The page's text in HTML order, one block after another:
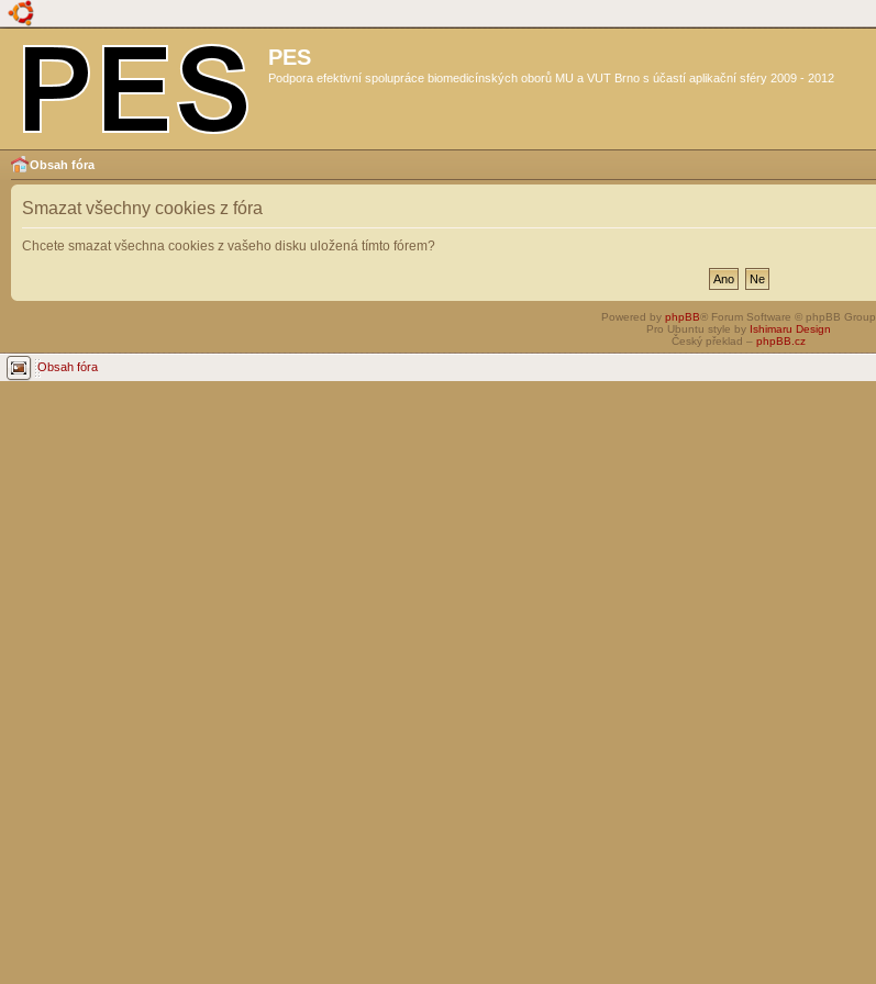
PES
Podpora efektivní spolupráce biomedicínských oborů MU a VUT Brno s účastí aplikační sféry 2009 - 2012
Obsah fóra
Smazat všechny cookies z fóra
Chcete smazat všechna cookies z vašeho disku uložená tímto fórem?
Powered by phpBB® Forum Software © phpBB Group
Pro Ubuntu style by Ishimaru Design
Český překlad – phpBB.cz
Obsah fóra